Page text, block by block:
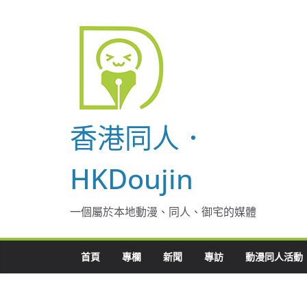
香港同人．
HKDoujin
一個屬於本地動漫、同人、御宅的媒體
首頁 專欄 新聞 專訪 動漫同人活動